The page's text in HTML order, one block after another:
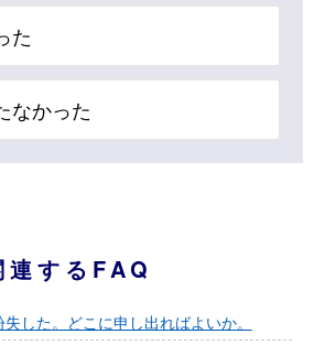
た
なかった
連するFAQ
失した。どこに申し出ればよいか。